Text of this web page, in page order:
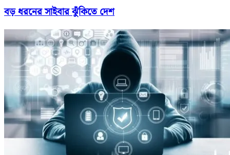
বড় ধরনের সাইবার ঝুঁকিতে দেশ